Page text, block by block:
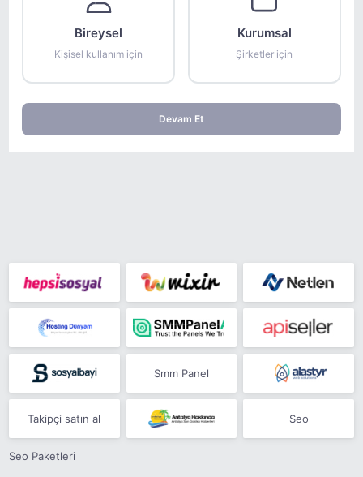
Bireysel
Kişisel kullanım için
Kurumsal
Şirketler için
Devam Et
Smm Panel
Takipçi satın al Seo
Seo Paketleri